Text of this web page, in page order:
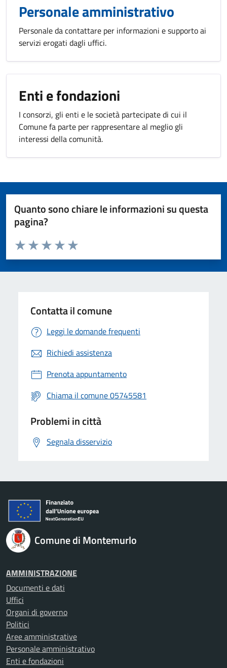
Personale amministrativo
Personale da contattare per informazioni e supporto ai
servizi erogati dagli uffici.
Enti e fondazioni
I consorzi, gli enti e le società partecipate di cui il
Comune fa parte per rappresentare al meglio gli
interessi della comunità.
Quanto sono chiare le informazioni su questa
pagina?
Valuta da 1 a 5 stelle la pagina
Valuta 5 stelle su 5
Valuta 4 stelle su 5
Valuta 3 stelle su 5
Valuta 2 stelle su 5
Valuta 1 stelle su 5
Contatta il comune
Leggi le domande frequenti
Richiedi assistenza
Prenota appuntamento
Chiama il comune 05745581
Problemi in città
Segnala disservizio
Comune di Montemurlo
AMMINISTRAZIONE
Documenti e dati
Uffici
Organi di governo
Politici
Aree amministrative
Personale amministrativo
Enti e fondazioni